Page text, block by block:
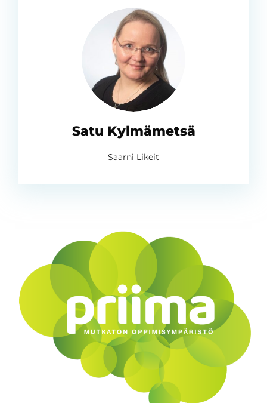
Satu Kylmämetsä
Saarni Likeit